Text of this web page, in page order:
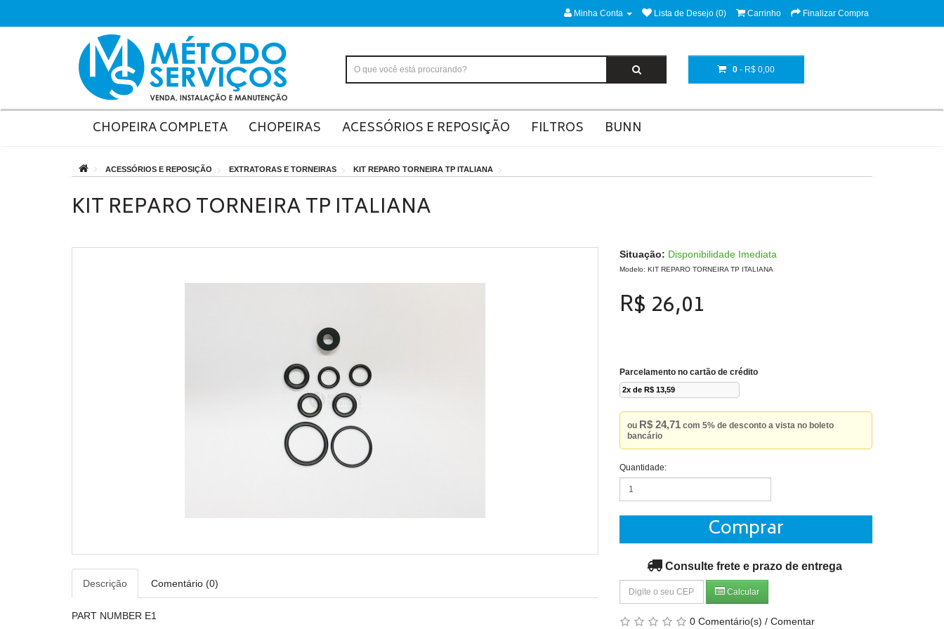
Minha Conta Lista de Desejo (0) Carrinho Finalizar Compra
0 - R$ 0,00
CHOPEIRA COMPLETA CHOPEIRAS ACESSÓRIOS E REPOSIÇÃO FILTROS BUNN
ACESSÓRIOS E REPOSIÇÃO EXTRATORAS E TORNEIRAS KIT REPARO TORNEIRA TP ITALIANA
KIT REPARO TORNEIRA TP ITALIANA
Descrição Comentário (0)
PART NUMBER E1
Situação: Disponibilidade Imediata
Modelo: KIT REPARO TORNEIRA TP ITALIANA
R$ 26,01
Parcelamento no cartão de crédito
2x de R$ 13,59
ou R$ 24,71 com 5% de desconto a vista no boleto
bancário
Quantidade:
Comprar
Consulte frete e prazo de entrega
Calcular
0 Comentário(s) / Comentar